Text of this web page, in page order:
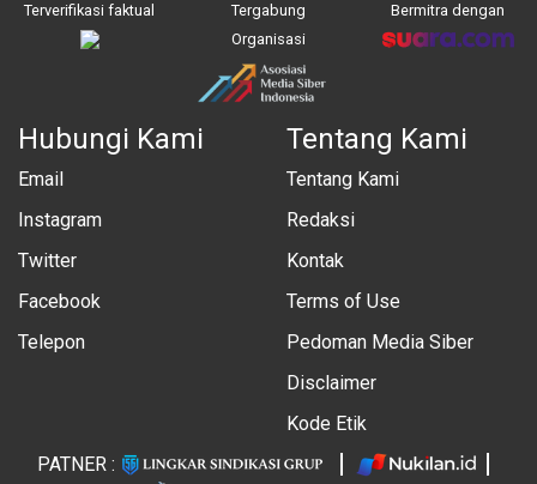
Terverifikasi faktual
Tergabung
Organisasi
Bermitra dengan
Hubungi Kami
Email
Instagram
Twitter
Facebook
Telepon
Tentang Kami
Tentang Kami
Redaksi
Kontak
Terms of Use
Pedoman Media Siber
Disclaimer
Kode Etik
PATNER :